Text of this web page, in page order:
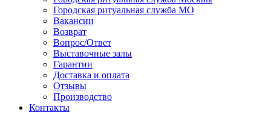
Городская ритуальная служба МО
Вакансии
Возврат
Вопрос/Ответ
Выставочные залы
Гарантии
Доставка и оплата
Отзывы
Производство
Контакты